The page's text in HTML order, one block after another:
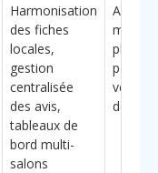
Harmonisation
des fiches
locales,
gestion
centralisée
des avis,
tableaux de
bord multi-
salons
points
vente
de